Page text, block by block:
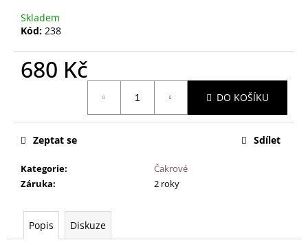
Skladem
Kód: 238
680 Kč
DO KOŠÍKU
Kategorie:
Čakrové
Záruka: 2 roky
Zeptat se Sdílet
Popis Diskuze
MEDOVÝ
JANTAR
AVENTURÍN,
45CM